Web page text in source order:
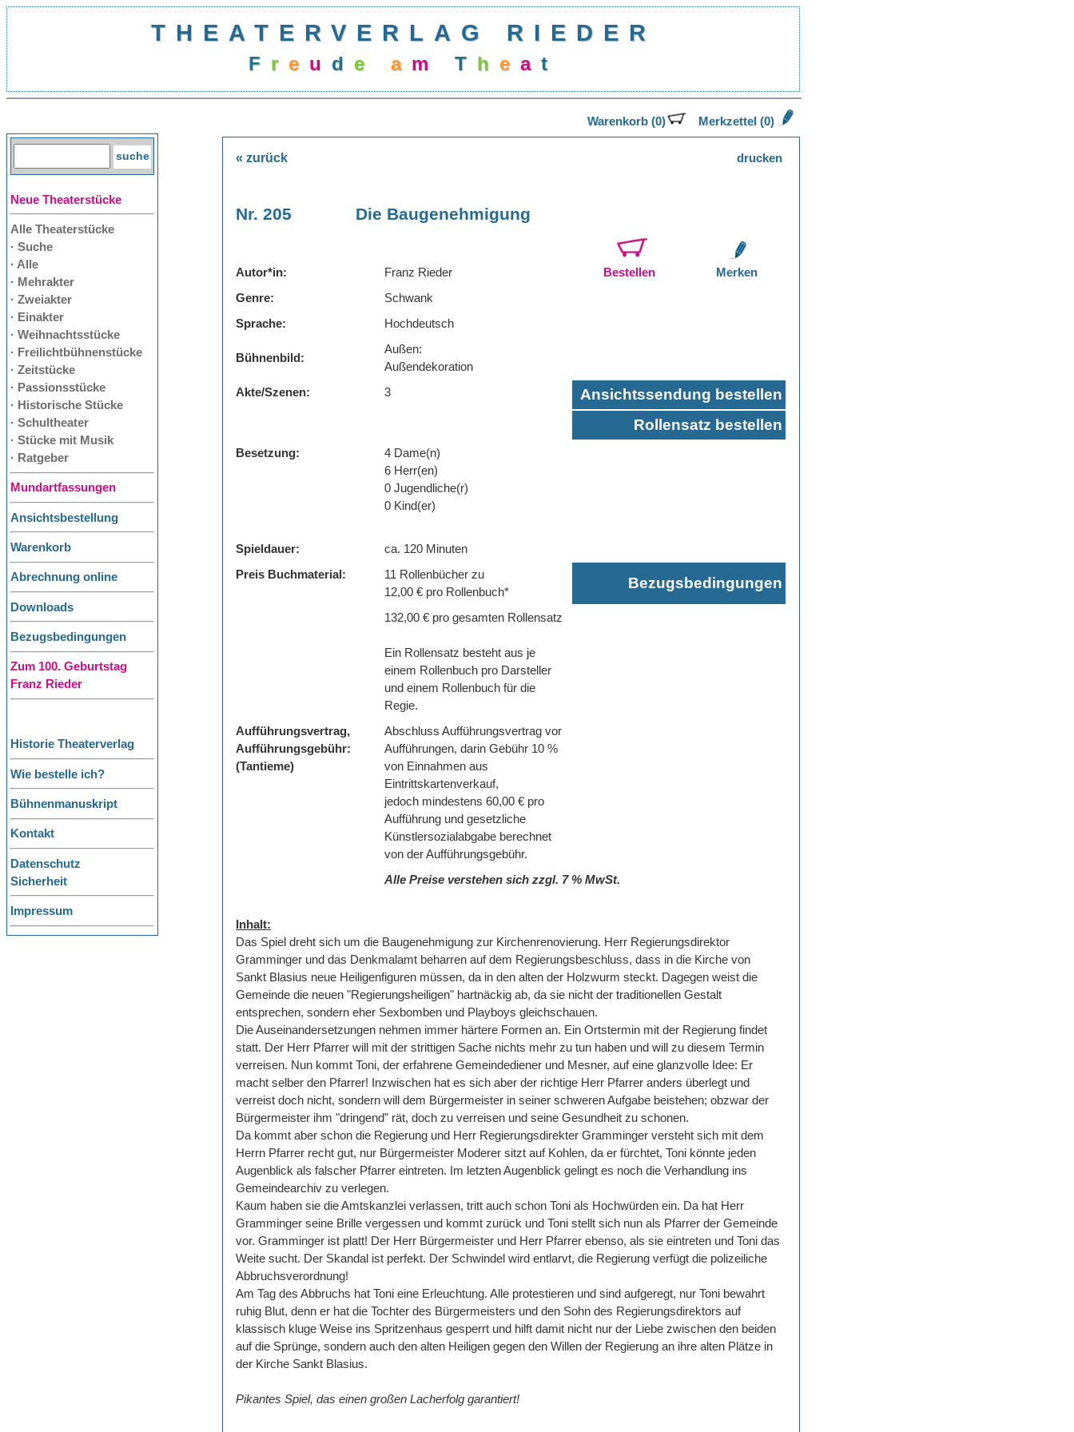
THEATERVERLAG RIEDER
F reu d e am Th eate
Neue Theaterstücke
Alle Theaterstücke
· Suche
· Alle
· Mehrakter
· Zweiakter
· Einakter
· Weihnachtsstücke
· Freilichtbühnenstücke
· Zeitstücke
· Passionsstücke
· Historische Stücke
· Schultheater
· Stücke mit Musik
· Ratgeber
Mundartfassungen
Ansichtsbestellung
Warenkorb
Abrechnung online
Downloads
Bezugsbedingungen
Zum 100. Geburtstag
Franz Rieder
Historie Theaterverlag
Wie bestelle ich?
Bühnenmanuskript
Kontakt
Datenschutz
Sicherheit
Impressum
Warenkorb (0) Merkzettel (0)
« zurück drucken
Nr. 205 Die Baugenehmigung
Autor*in: Franz Rieder Bestellen Merken
Genre:
Schwank
Sprache:
Hochdeutsch
Bühnenbild:
Außen:
Außendekoration
Akte/Szenen:
3
Ansichtssendung bestellen
Rollensatz bestellen
Besetzung:
4 Dame(n)
6 Herr(en)
0 Jugendliche(r)
0 Kind(er)
Spieldauer:
ca. 120 Minuten
Preis Buchmaterial:
11 Rollenbücher zu
12,00 € pro Rollenbuch*
Bezugsbedingungen
132,00 € pro gesamten Rollensatz
Ein Rollensatz besteht aus je
einem Rollenbuch pro Darsteller
und einem Rollenbuch für die
Regie.
Aufführungsvertrag,
Aufführungsgebühr:
(Tantieme)
Abschluss Aufführungsvertrag vor
Aufführungen, darin Gebühr 10 %
von Einnahmen aus
Eintrittskartenverkauf,
jedoch mindestens 60,00 € pro
Aufführung und gesetzliche
Künstlersozialabgabe berechnet
von der Aufführungsgebühr.
Alle Preise verstehen sich zzgl. 7 % MwSt.
Inhalt:
Das Spiel dreht sich um die Baugenehmigung zur Kirchenrenovierung. Herr Regierungsdirektor
Gramminger und das Denkmalamt beharren auf dem Regierungsbeschluss, dass in die Kirche von
Sankt Blasius neue Heiligenfiguren müssen, da in den alten der Holzwurm steckt. Dagegen weist die
Gemeinde die neuen "Regierungsheiligen" hartnäckig ab, da sie nicht der traditionellen Gestalt
entsprechen, sondern eher Sexbomben und Playboys gleichschauen.
Die Auseinandersetzungen nehmen immer härtere Formen an. Ein Ortstermin mit der Regierung findet
statt. Der Herr Pfarrer will mit der strittigen Sache nichts mehr zu tun haben und will zu diesem Termin
verreisen. Nun kommt Toni, der erfahrene Gemeindediener und Mesner, auf eine glanzvolle Idee: Er
macht selber den Pfarrer! Inzwischen hat es sich aber der richtige Herr Pfarrer anders überlegt und
verreist doch nicht, sondern will dem Bürgermeister in seiner schweren Aufgabe beistehen; obzwar der
Bürgermeister ihm "dringend" rät, doch zu verreisen und seine Gesundheit zu schonen.
Da kommt aber schon die Regierung und Herr Regierungsdirekter Gramminger versteht sich mit dem
Herrn Pfarrer recht gut, nur Bürgermeister Moderer sitzt auf Kohlen, da er fürchtet, Toni könnte jeden
Augenblick als falscher Pfarrer eintreten. Im letzten Augenblick gelingt es noch die Verhandlung ins
Gemeindearchiv zu verlegen.
Kaum haben sie die Amtskanzlei verlassen, tritt auch schon Toni als Hochwürden ein. Da hat Herr
Gramminger seine Brille vergessen und kommt zurück und Toni stellt sich nun als Pfarrer der Gemeinde
vor. Gramminger ist platt! Der Herr Bürgermeister und Herr Pfarrer ebenso, als sie eintreten und Toni das
Weite sucht. Der Skandal ist perfekt. Der Schwindel wird entlarvt, die Regierung verfügt die polizeiliche
Abbruchsverordnung!
Am Tag des Abbruchs hat Toni eine Erleuchtung. Alle protestieren und sind aufgeregt, nur Toni bewahrt
ruhig Blut, denn er hat die Tochter des Bürgermeisters und den Sohn des Regierungsdirektors auf
klassisch kluge Weise ins Spritzenhaus gesperrt und hilft damit nicht nur der Liebe zwischen den beiden
auf die Sprünge, sondern auch den alten Heiligen gegen den Willen der Regierung an ihre alten Plätze in
der Kirche Sankt Blasius.
Pikantes Spiel, das einen großen Lacherfolg garantiert!